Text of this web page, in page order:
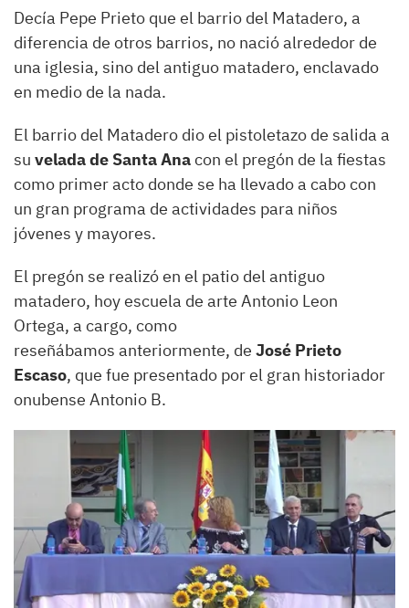
Decía Pepe Prieto que el barrio del Matadero, a
diferencia de otros barrios, no nació alrededor de
una iglesia, sino del antiguo matadero, enclavado
en medio de la nada.
El barrio del Matadero dio el pistoletazo de salida a
su velada de Santa Anacon el pregón de la fiestas
como primer acto donde se ha llevado a cabo con
un gran programa de actividades para niños
jóvenes y mayores.
El pregón se realizó en el patio del antiguo
matadero, hoy escuela de arte Antonio Leon
Ortega, a cargo, como
reseñábamos anteriormente, de José Prieto
Escaso, que fue presentado por el gran historiador
onubense Antonio B.